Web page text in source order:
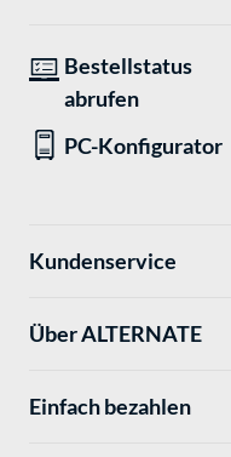
Bestellstatus
abrufen
PC-Konfigurator
Kundenservice
Über ALTERNATE
Einfach bezahlen